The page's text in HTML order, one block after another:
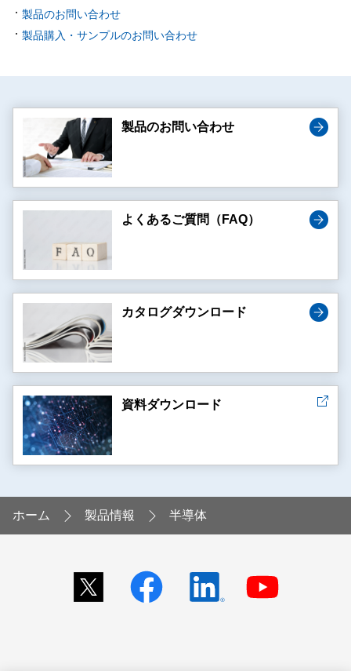
製品のお問い合わせ
製品購入・サンプルのお問い合わせ
製品のお問い合わせ
よくあるご質問（FAQ）
カタログダウンロード
資料ダウンロード
ホーム 製品情報 半導体